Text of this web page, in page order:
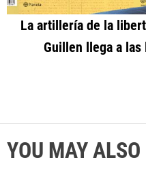
La artillería de la
Guillen llega a
YOU MAY